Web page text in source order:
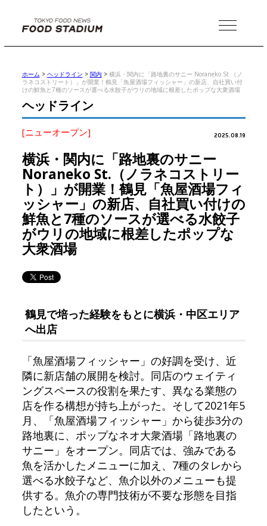
MENU
ホーム > ヘッドライン > 関内 > 横浜・関内に「路地裏のサニー Noraneko St.（ノ
ラネコストリート）」が開業！鶴見「魚屋酒場フィッシャー」の新店、自社買い付
けの鮮魚と7種のソースが選べる水餃子がウリの地域に根差したポップな大衆酒場
ヘッドライン
[ニューオープン] 2025.08.19
横浜・関内に「路地裏のサニー
Noraneko St.（ノラネコストリー
ト）」が開業！鶴見「魚屋酒場フィ
ッシャー」の新店、自社買い付けの
鮮魚と7種のソースが選べる水餃子
がウリの地域に根差したポップな
大衆酒場
鶴見で培った経験をもとに横浜・中区エリア
へ出店
「魚屋酒場フィッシャー」の好調を受け、近
隣に新店舗の展開を検討。同店のウェイティ
ングスペースの役割を果たす、異なる業態の
店を作る構想が持ち上がった。そして2021年5
月、「魚屋酒場フィッシャー」から徒歩3分の
路地裏に、ポップなネオ大衆酒場「路地裏の
サニー」をオープン。同店では、強みである
魚を活かしたメニューに加え、7種のタレから
選べる水餃子など、魚介以外のメニューも提
供する。魚介の専門技術が不要な形態を目指
したという。